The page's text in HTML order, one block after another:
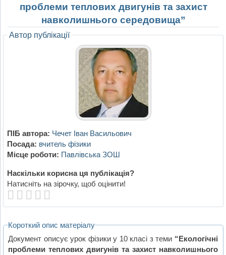
проблеми теплових двигунів та захист
навколишнього середовища”
Автор публікації
ПІБ автора: Чечет Іван Васильович
Посада: вчитель фізики
Місце роботи: Павлівська ЗОШ
Наскільки корисна ця публікація?
Натисніть на зірочку, щоб оцінити!
Короткий опис матеріалу
Документ описує урок фізики у 10 класі з теми “Екологічні
проблеми теплових двигунів та захист навколишнього